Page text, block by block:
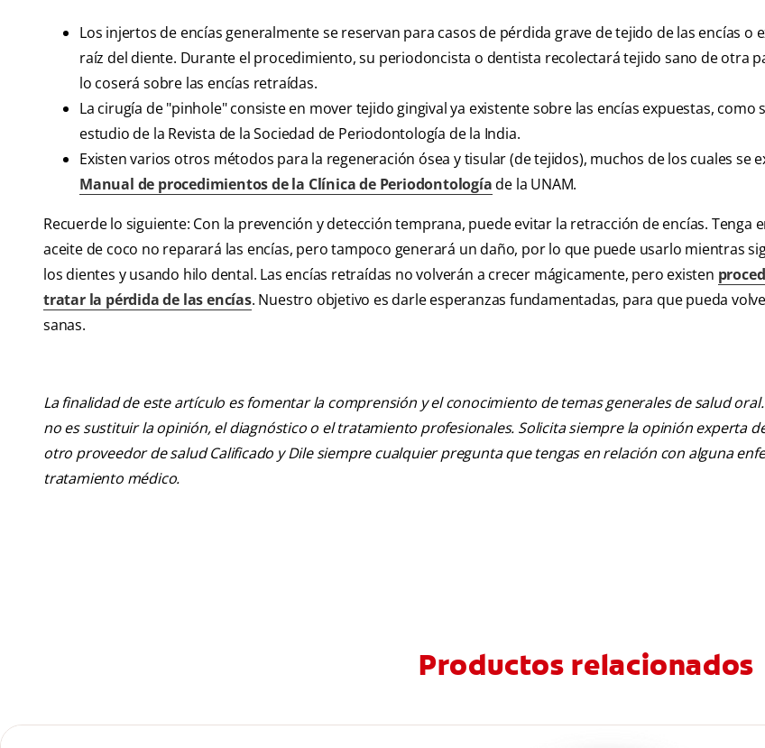
Los injertos de encías generalmente se reservan para casos de pérdida grave de tejido de las encías o
raíz del diente. Durante el procedimiento, su periodoncista o dentista recolectará tejido sano de otra
lo coserá sobre las encías retraídas.
La cirugía de "pinhole" consiste en mover tejido gingival ya existente sobre las encías expuestas, como
estudio de la Revista de la Sociedad de Periodontología de la India.
Existen varios otros métodos para la regeneración ósea y tisular (de tejidos), muchos de los cuales se
Manual de procedimientos de la Clínica de Periodontologíade la UNAM.
Recuerde lo siguiente: Con la prevención y detección temprana, puede evitar la retracción de encías. Tenga
aceite de coco no reparará las encías, pero tampoco generará un daño, por lo que puede usarlo mientras
los dientes y usando hilo dental. Las encías retraídas no volverán a crecer mágicamente, pero existen
tratar la pérdida de las encías. Nuestro objetivo es darle esperanzas fundamentadas, para que pueda
sanas.
La finalidad de este artículo es fomentar la comprensión y el conocimiento de temas generales de salud
no es sustituir la opinión, el diagnóstico o el tratamiento profesionales. Solicita siempre la opinión experta
otro proveedor de salud Calificado y Dile siempre cualquier pregunta que tengas en relación con alguna
tratamiento médico.
Productos relacionados